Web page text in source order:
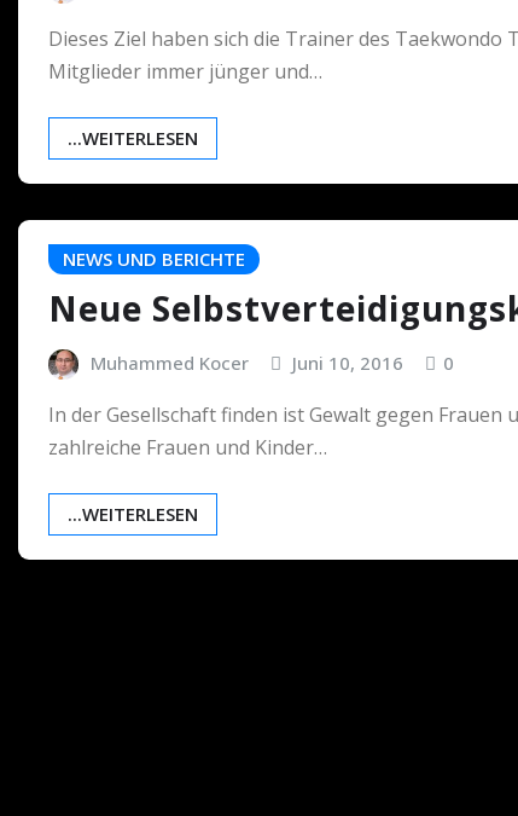
Dieses Ziel haben sich die Trainer des Taekwondo
Mitglieder immer jünger und…
...WEITERLESEN
NEWS UND BERICHTE
Neue
Muhammed Kocer Juni 10, 2016 0
In der Gesellschaft finden ist Gewalt gegen Frauen
zahlreiche Frauen und Kinder…
...WEITERLESEN